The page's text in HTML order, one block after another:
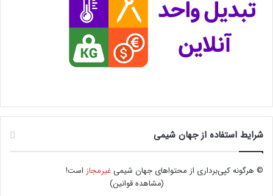
شرایط استفاده از جهان شیمی
© هرگونه کپی‌برداری از محتواهای جهان شیمیغیرمجاز است!
(مشاهده قوانین)